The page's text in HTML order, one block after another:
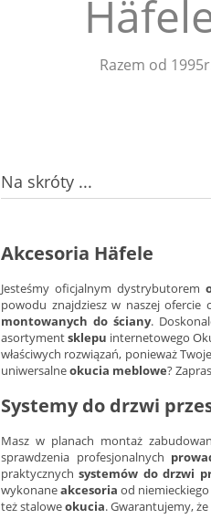
Razem od
Na skróty ...
Akcesoria Häfele
Jesteśmy oficjalnym dystrybutorem
powodu znajdziesz w naszej ofercie
montowanych do ściany.
asortymentsklepu internetowego
właściwych rozwiązań, ponieważ
uniwersalneokucia meblowe?
Systemy do drzwi
Masz w planach montaż
sprawdzenia profesjonalnych
praktycznychsystemów do drzwi
wykonaneakcesoria od
też staloweokucia. Gwarantujemy,